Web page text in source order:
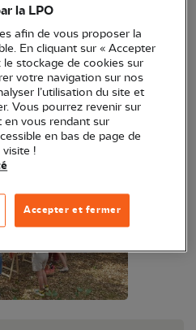
et 569 jardins et 221
(108 avec
cours).
un coordinateur
d'assurer l'animation en
centenaire de la LPO.
la LPO
afin de vous proposer la
En cliquant sur « Accepter
stockage de cookies sur
votre navigation sur nos
l’utilisation du site et
Vous pourrez revenir sur
vous rendant sur
en bas de page de
!
Accepter et fermer